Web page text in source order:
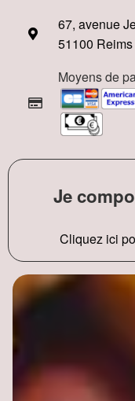
67, avenue
51100 Reims
Moyens de
Je
Cliquez ici